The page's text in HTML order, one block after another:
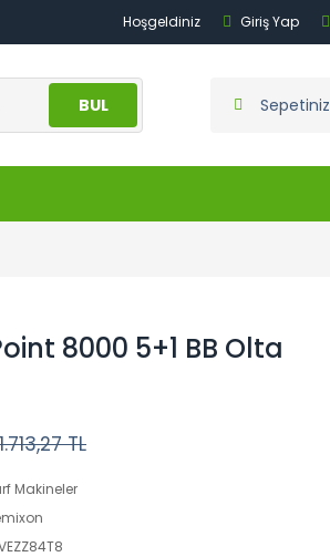
Hoşgeldiniz Giriş Yap
BUL Sepetiniz
8000 5+1 BB Olta
1.713,27 TL
Makineler